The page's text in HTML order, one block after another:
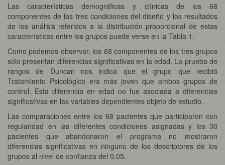
Las características demográficas y clínicas de los 68
componentes de las tres condiciones del diseño y los resultados
de los análisis referidos a la distribución proporcional de estas
características entre los grupos puede verse en la Tabla 1.
Como podemos observar, los 68 componentes de los tres grupos
sólo presentan diferencias significativas en la edad. La prueba de
rangos de Duncan nos indica que el grupo que recibió
Tratamiento Psicológico era más joven que ambos grupos de
control. Esta diferencia en edad no fue asociada a diferencias
significativas en las variables dependientes objeto de estudio.
Las comparaciones entre los 68 pacientes que participaron con
regularidad en las diferentes condiciones asignadas y los 30
pacientes que abandonaron el programa no mostraron
diferencias significativas en ninguno de los descriptores de los
grupos al nivel de confianza del 0.05.